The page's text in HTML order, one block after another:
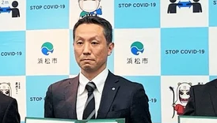
導入の流れ
導入までのステップを
ご紹介します
初期費